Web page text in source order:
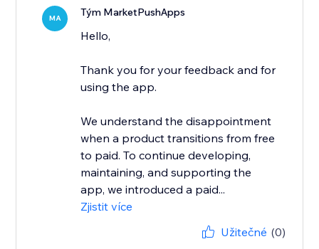
MA Tým MarketPushApps
Hello,
Thank you for your feedback and for
using the app.
We understand the disappointment
when a product transitions from free
to paid. To continue developing,
maintaining, and supporting the
app, we introduced a paid...
Zjistit více
Užitečné (0)